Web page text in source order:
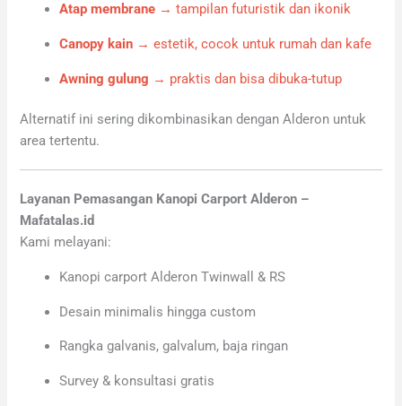
Atap membrane → tampilan futuristik dan ikonik
Canopy kain → estetik, cocok untuk rumah dan kafe
Awning gulung → praktis dan bisa dibuka-tutup
Alternatif ini sering dikombinasikan dengan Alderon untuk
area tertentu.
Layanan Pemasangan Kanopi Carport Alderon –
Mafatalas.id
Kami melayani:
Kanopi carport Alderon Twinwall & RS
Desain minimalis hingga custom
Rangka galvanis, galvalum, baja ringan
Survey & konsultasi gratis